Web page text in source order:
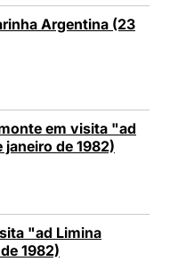
Argentina (23
em visita "ad
de 1982)
"ad Limina
1982)